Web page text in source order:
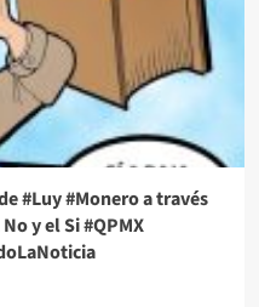
#Luy #Monero a través
y el Si #QPMX